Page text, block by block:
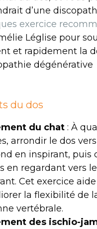
d’une
exercice
Léglise pour
et rapidement la
dégénérative
du dos
du chat : À
arrondir le dos
en inspirant, puis
en regardant vers
Cet exercice aide
la flexibilité de
vertébrale.
des ischio-